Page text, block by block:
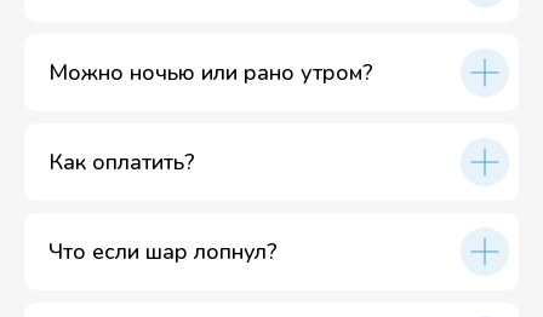
Можно ночью или рано утром?
Как оплатить?
Что если шар лопнул?